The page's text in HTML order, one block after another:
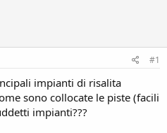
#1
impianti di risalita
sono collocate le piste (facili
impianti???